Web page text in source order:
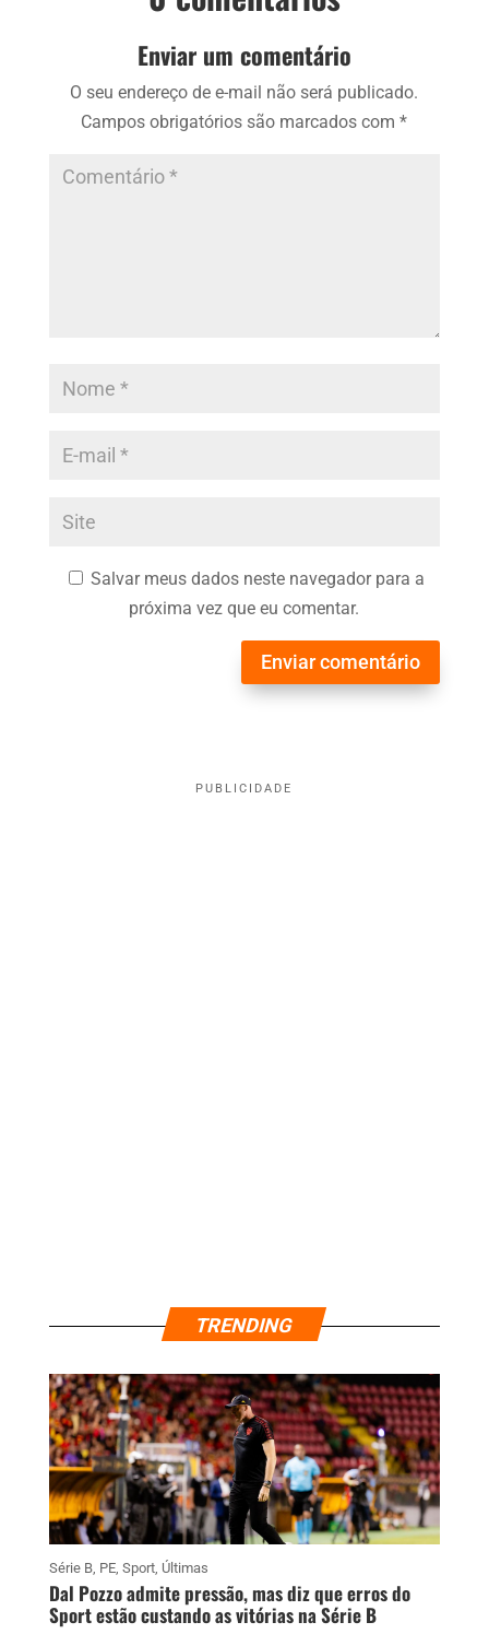
Enviar um comentário
O seu endereço de e-mail não será publicado.
Campos obrigatórios são marcados com*
Salvar meus dados neste navegador para a
próxima vez que eu comentar.
Enviar comentário
PUBLICIDADE
TRENDING
Série B, PE, Sport, Últimas
Dal Pozzo admite pressão, mas diz que erros do
Sport estão custando as vitórias na Série B